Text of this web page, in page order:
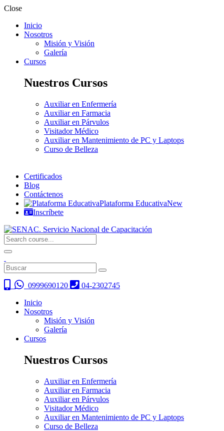
Close
Inicio
Nosotros
Misión y Visión
Galería
Cursos
Nuestros Cursos
Auxiliar en Enfermería
Auxiliar en Farmacia
Auxiliar en Párvulos
Visitador Médico
Auxiliar en Mantenimiento de PC y Laptops
Curso de Belleza
Certificados
Blog
Contáctenos
Plataforma EducativaNew
Inscríbete
0999690120
04-2302745
Inicio
Nosotros
Misión y Visión
Galería
Cursos
Nuestros Cursos
Auxiliar en Enfermería
Auxiliar en Farmacia
Auxiliar en Párvulos
Visitador Médico
Auxiliar en Mantenimiento de PC y Laptops
Curso de Belleza